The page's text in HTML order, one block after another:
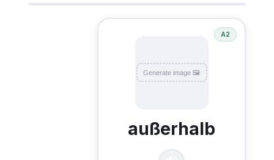
A2
🖼 Generate image
außerhalb
der Stadt.